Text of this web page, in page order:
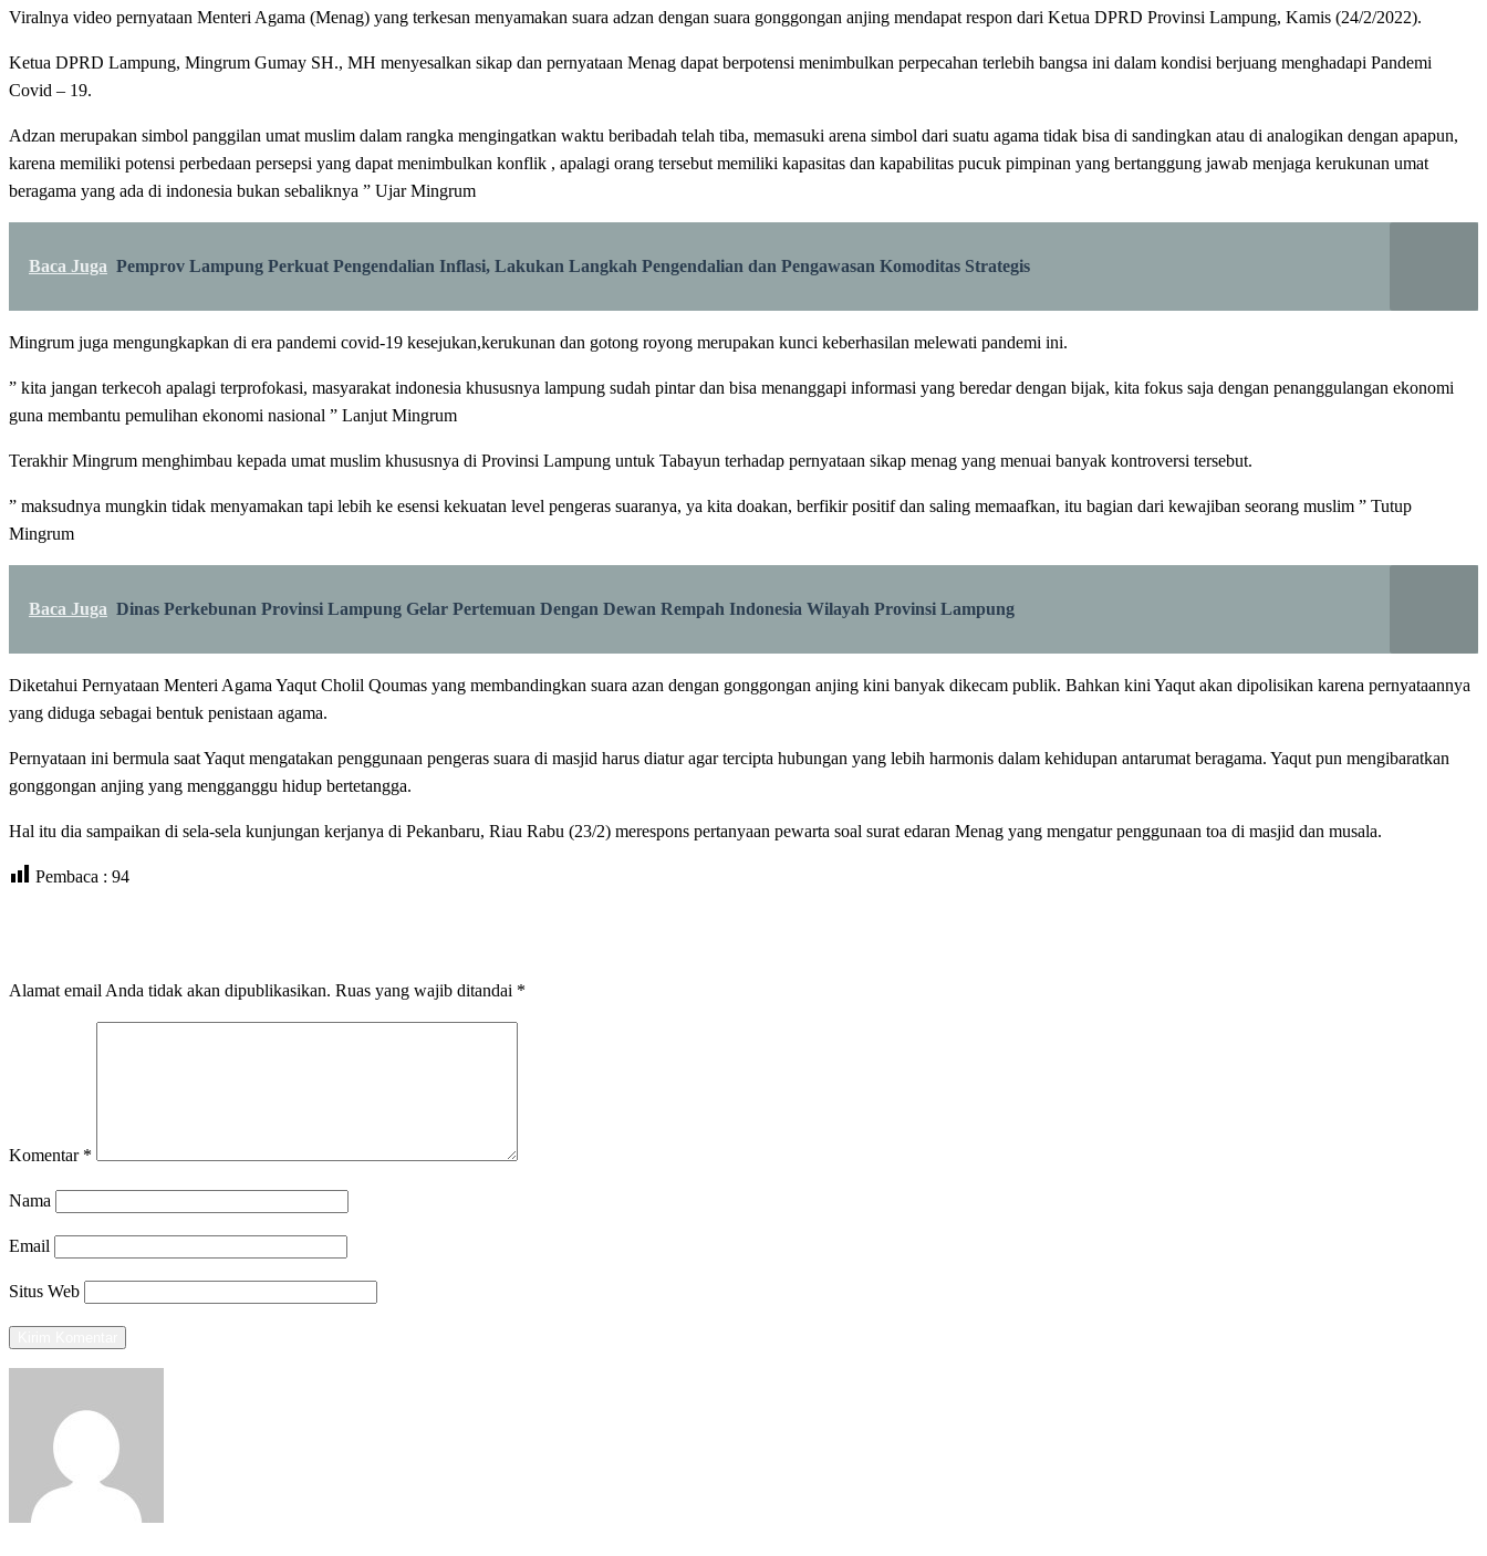
Viralnya video pernyataan Menteri Agama (Menag) yang terkesan menyamakan suara adzan dengan suara gonggongan anjing mendapat respon dari Ketua DPRD Provinsi Lampung, Kamis (24/2/2022).
Ketua DPRD Lampung, Mingrum Gumay SH., MH menyesalkan sikap dan pernyataan Menag dapat berpotensi menimbulkan perpecahan terlebih bangsa ini dalam kondisi berjuang menghadapi Pandemi
Covid – 19.
Adzan merupakan simbol panggilan umat muslim dalam rangka mengingatkan waktu beribadah telah tiba, memasuki arena simbol dari suatu agama tidak bisa di sandingkan atau di analogikan dengan apapun,
karena memiliki potensi perbedaan persepsi yang dapat menimbulkan konflik , apalagi orang tersebut memiliki kapasitas dan kapabilitas pucuk pimpinan yang bertanggung jawab menjaga kerukunan umat
beragama yang ada di indonesia bukan sebaliknya ” Ujar Mingrum
Baca Juga Pemprov Lampung Perkuat Pengendalian Inflasi, Lakukan Langkah Pengendalian dan Pengawasan Komoditas Strategis
Mingrum juga mengungkapkan di era pandemi covid-19 kesejukan,kerukunan dan gotong royong merupakan kunci keberhasilan melewati pandemi ini.
” kita jangan terkecoh apalagi terprofokasi, masyarakat indonesia khususnya lampung sudah pintar dan bisa menanggapi informasi yang beredar dengan bijak, kita fokus saja dengan penanggulangan ekonomi
guna membantu pemulihan ekonomi nasional ” Lanjut Mingrum
Terakhir Mingrum menghimbau kepada umat muslim khususnya di Provinsi Lampung untuk Tabayun terhadap pernyataan sikap menag yang menuai banyak kontroversi tersebut.
” maksudnya mungkin tidak menyamakan tapi lebih ke esensi kekuatan level pengeras suaranya, ya kita doakan, berfikir positif dan saling memaafkan, itu bagian dari kewajiban seorang muslim ” Tutup
Mingrum
Baca Juga Dinas Perkebunan Provinsi Lampung Gelar Pertemuan Dengan Dewan Rempah Indonesia Wilayah Provinsi Lampung
Diketahui Pernyataan Menteri Agama Yaqut Cholil Qoumas yang membandingkan suara azan dengan gonggongan anjing kini banyak dikecam publik. Bahkan kini Yaqut akan dipolisikan karena pernyataannya
yang diduga sebagai bentuk penistaan agama.
Pernyataan ini bermula saat Yaqut mengatakan penggunaan pengeras suara di masjid harus diatur agar tercipta hubungan yang lebih harmonis dalam kehidupan antarumat beragama. Yaqut pun mengibaratkan
gonggongan anjing yang mengganggu hidup bertetangga.
Hal itu dia sampaikan di sela-sela kunjungan kerjanya di Pekanbaru, Riau Rabu (23/2) merespons pertanyaan pewarta soal surat edaran Menag yang mengatur penggunaan toa di masjid dan musala.
Pembaca : 94
Alamat email Anda tidak akan dipublikasikan. Ruas yang wajib ditandai *
Komentar *
Nama
Email
Situs Web